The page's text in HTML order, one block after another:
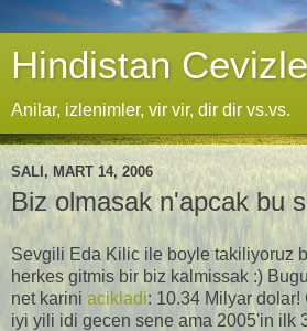
Hindistan
Anilar, izlenimler, vir vir, dir dir vs.vs.
SALI, MART 14, 2006
Biz olmasak n'apcak bu
Sevgili Eda Kilic ile boyle takiliyoruz
herkes gitmis bir biz kalmissak :)
net karini acikladi: 10.34 Milyar
iyi yili idi gecen sene ama 2005'in ilk